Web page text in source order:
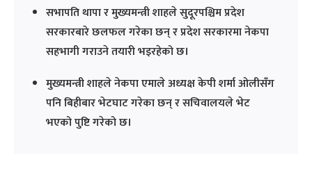
सभापति थापा र मुख्यमन्त्री शाहले सुदूरपश्चिम प्रदेश
सरकारबारे छलफल गरेका छन् र प्रदेश सरकारमा नेकपा
सहभागी गराउने तयारी भइरहेको छ।
मुख्यमन्त्री शाहले नेकपा एमाले अध्यक्ष केपी शर्मा ओलीसँग
पनि बिहीबार भेटघाट गरेका छन् र सचिवालयले भेट
भएको पुष्टि गरेको छ।